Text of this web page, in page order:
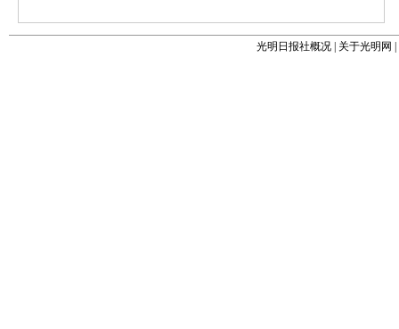
光明日报社概况 关于光明网